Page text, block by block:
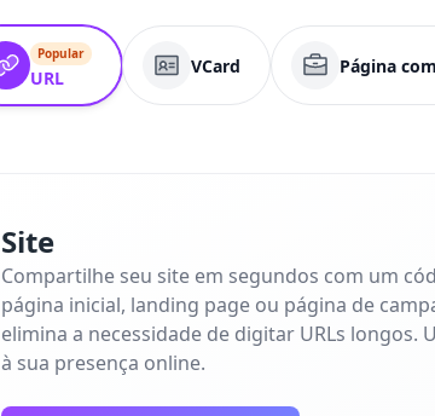
Popular
URL
VCard Página
Site
Compartilhe seu site em segundos com um
página inicial, landing page ou página de
elimina a necessidade de digitar URLs
à sua presença online.